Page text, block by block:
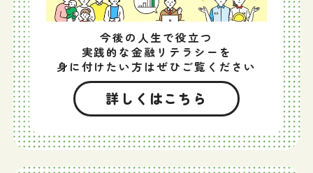
今後の人生で役立つ
実践的な金融リテラシーを
身に付けたい方はぜひご覧ください
詳しくはこちら